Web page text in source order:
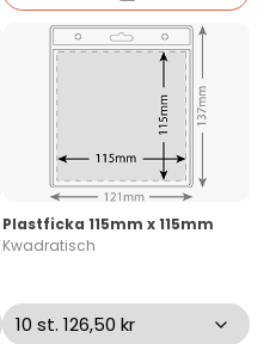
Plastficka 115mm x 115mm
Kwadratisch